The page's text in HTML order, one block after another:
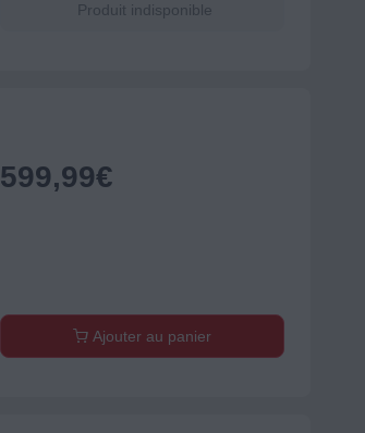
Produit indisponible
599,99€
Ajouter au panier